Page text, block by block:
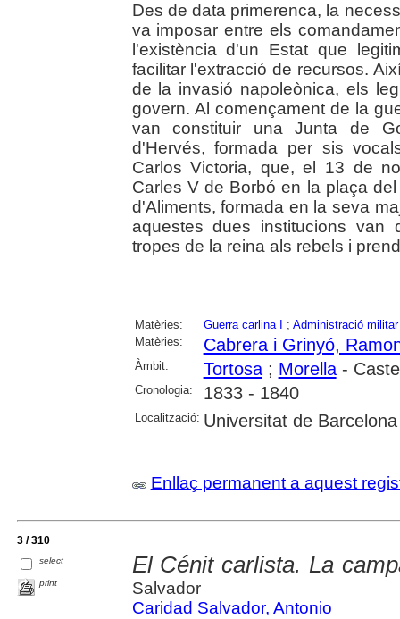
Des de data primerenca, la
va imposar entre els
l'existència d'un Estat que
facilitar l'extracció de recursos.
de la invasió napoleònica, els
govern. Al començament de la
van constituir una Junta de
d'Hervés, formada per sis
Carlos Victoria, que, el 13 de
Carles V de Borbó en la plaça
d'Aliments, formada en la seva
aquestes dues institucions van
tropes de la reina als rebels i
Matèries: Guerra carlina I ; Administració militar
Matèries:
Cabrera i Grinyó,
Àmbit: Tortosa; Morella-
Cronologia: 1833 - 1840
Localització: Universitat de Barcelona
Enllaç permanent a aquest
3 / 310
select
print
El Cénit carlista. La
Salvador
Caridad Salvador, Antonio